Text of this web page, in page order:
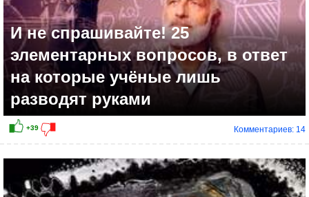
+13
И не спрашивайте! 25
элементарных вопросов, в ответ
на которые учёные лишь
разводят руками
Комментариев: 14